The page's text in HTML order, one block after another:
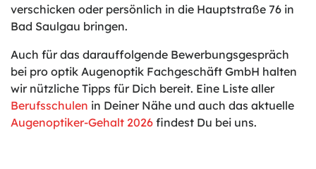
verschicken oder persönlich in die Hauptstraße 76 in
Bad Saulgau bringen.
Auch für das darauffolgende Bewerbungsgespräch
bei pro optik Augenoptik Fachgeschäft GmbH halten
wir nützliche Tipps für Dich bereit. Eine Liste aller
Berufsschulen in Deiner Nähe und auch das aktuelle
Augenoptiker-Gehalt 2026 findest Du bei uns.